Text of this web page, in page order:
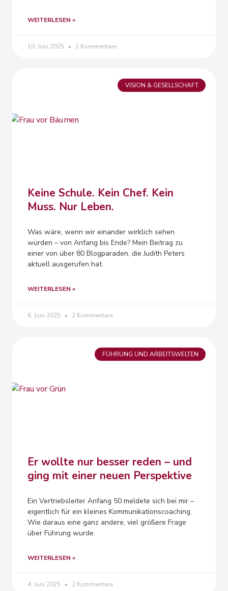
WEITERLESEN »
10. Juni 2025 2 Kommentare
VISION & GESELLSCHAFT
Keine Schule. Kein Chef. Kein
Muss. Nur Leben.
Was wäre, wenn wir einander wirklich sehen
würden – von Anfang bis Ende? Mein Beitrag zu
einer von über 80 Blogparaden, die Judith Peters
aktuell ausgerufen hat.
WEITERLESEN »
6. Juni 2025 2 Kommentare
FÜHRUNG UND ARBEITSWELTEN
Er wollte nur besser reden – und
ging mit einer neuen Perspektive
Ein Vertriebsleiter Anfang 50 meldete sich bei mir –
eigentlich für ein kleines Kommunikationscoaching.
Wie daraus eine ganz andere, viel größere Frage
über Führung wurde.
WEITERLESEN »
4. Juni 2025 2 Kommentare